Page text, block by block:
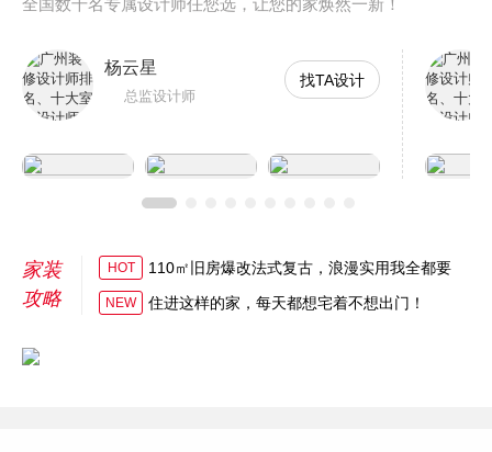
全国数千名专属设计师任您选，让您的家焕然一新！
杨云星
总监设计师
找TA设计
家装
攻略
HOT 110㎡旧房爆改法式复古，浪漫实用我全都要
NEW 住进这样的家，每天都想宅着不想出门！